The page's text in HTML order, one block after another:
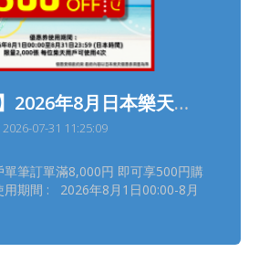
【日本樂天】2026年8月日本樂天轉運優惠
2026-07-31 11:25:09
單筆訂單滿8,000円 即可享500円購
用期間 : 2026年8月1日00:00-8月
詳情請瀏覽【樂